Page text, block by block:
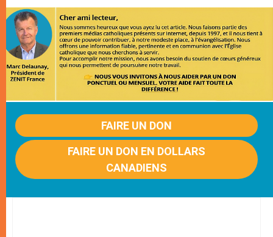
FAIRE UN DON
FAIRE UN DON EN DOLLARS
CANADIENS